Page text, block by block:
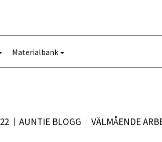
Materialbank
AUNTIE BLOGG VÄLMÅENDE